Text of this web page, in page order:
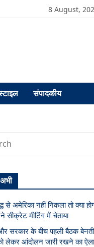
8 August,
संपादकीय
से अमेरिका नहीं निकला तो क्या
सीक्रेट मीटिंग में चेताया
सरकार के बीच पहली बैठक
लेकर आंदोलन जारी रखने का